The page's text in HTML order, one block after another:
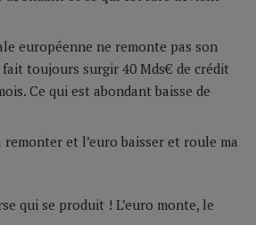
européenne ne remonte pas son
toujours surgir 40 Mds€ de crédit
Ce qui est abondant baisse de
et l’euro baisser et roule ma
qui se produit ! L’euro monte, le